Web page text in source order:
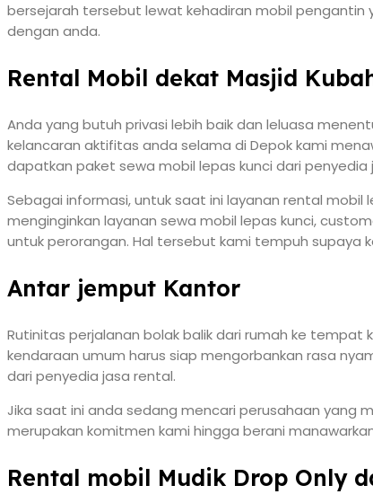
bersejarah tersebut lewat kehadiran mobil
dengan anda.
Rental Mobil dekat Masjid
Anda yang butuh privasi lebih baik dan leluasa
kelancaran aktifitas anda selama di Depok kami
dapatkan paket sewa mobil lepas kunci dari penyedia
Sebagai informasi, untuk saat ini layanan rental
menginginkan layanan sewa mobil lepas kunci,
untuk perorangan. Hal tersebut kami tempuh
Antar jemput Kantor
Rutinitas perjalanan bolak balik dari rumah ke tempat
kendaraan umum harus siap mengorbankan rasa
dari penyedia jasa rental.
Jika saat ini anda sedang mencari perusahaan yang
merupakan komitmen kami hingga berani
Rental mobil Mudik Drop Only